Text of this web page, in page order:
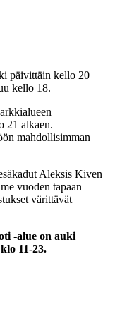
päivittäin kello 20
kello 18.
21 alkaen.
mahdollisimman
Aleksis Kiven
vuoden tapaan
värittävät
-alue on auki
11-23.